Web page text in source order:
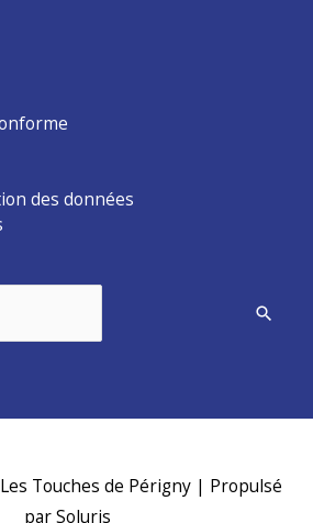
des données
Les Touches de Périgny| Propulsé
par Soluris